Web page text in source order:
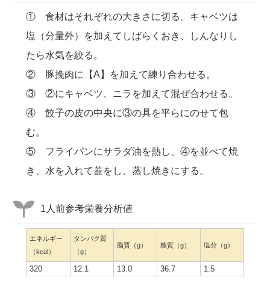
① 食材はそれぞれの大きさに切る。キャベツは
塩（分量外）を加えてしばらくおき、しんなりし
たら水気を絞る。
② 豚挽肉に【A】を加えて練り合わせる。
③ ②にキャベツ、ニラを加えて混ぜ合わせる。
④ 餃子の皮の中央に③の具を平らにのせて包
む。
⑤ フライパンにサラダ油を熱し、④を並べて焼
き、水を入れて蓋をし、蒸し焼きにする。
1人前参考栄養分析値
エネルギー
（kcal）
タンパク質
（g）
脂質（g） 糖質（g） 塩分（g）
320 12.1 13.0 36.7 1.5